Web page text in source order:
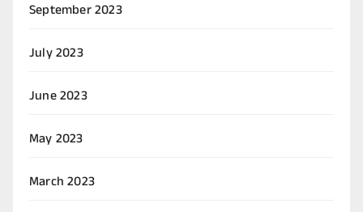
September 2023
July 2023
June 2023
May 2023
March 2023